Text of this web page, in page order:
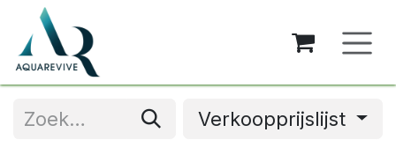
Overslaan naar inhoud
Verkoopprijslijst